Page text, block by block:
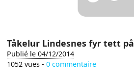
Tåkelur Lindesnes fyr tett på
Publié le 04/12/2014
1052 vues -0 commentaire